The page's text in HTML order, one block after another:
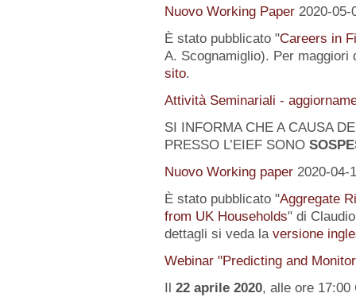
Nuovo Working Paper 2020-05-
È stato pubblicato "Careers in
A. Scognamiglio). Per
sito.
Attività Seminariali -
SI INFORMA CHE A CAUSA
PRESSO L’EIEF SONO
Nuovo Working paper 2020-04-
È stato pubblicato "Aggregate
from UK Households" di
dettagli si veda la versione
Webinar "Predicting and
Il 22 aprile 2020, alle ore 17:00